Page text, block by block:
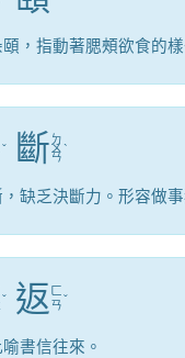
，指動著腮頰欲食的
ˇ 斷 ㄉ
ㄨ
ㄢ
ˋ
缺乏決斷力。形容做
ˇ 返 ㄈ
ㄢˇ
書信往來。